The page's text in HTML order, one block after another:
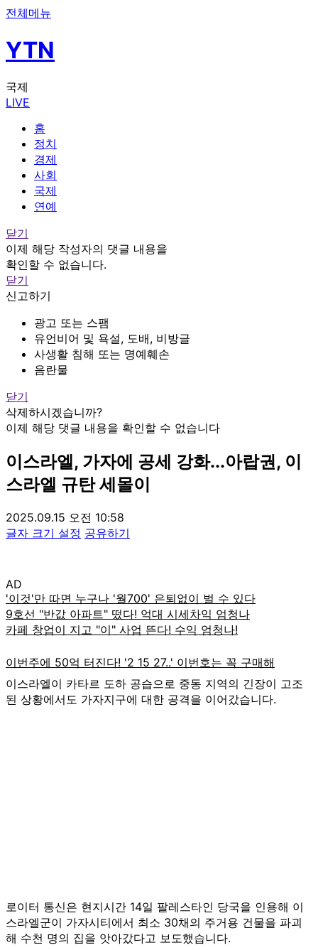
전체메뉴
YTN
국제
LIVE
홈
정치
경제
사회
국제
연예
닫기
이제 해당 작성자의 댓글 내용을
확인할 수 없습니다.
닫기
신고하기
광고 또는 스팸
유언비어 및 욕설, 도배, 비방글
사생활 침해 또는 명예훼손
음란물
닫기
삭제하시겠습니까?
이제 해당 댓글 내용을 확인할 수 없습니다
이스라엘, 가자에 공세 강화...아랍권, 이
스라엘 규탄 세몰이
2025.09.15 오전 10:58
글자 크기 설정 공유하기
AD
이스라엘이 카타르 도하 공습으로 중동 지역의 긴장이 고조
된 상황에서도 가자지구에 대한 공격을 이어갔습니다.
로이터 통신은 현지시간 14일 팔레스타인 당국을 인용해 이
스라엘군이 가자시티에서 최소 30채의 주거용 건물을 파괴
해 수천 명의 집을 앗아갔다고 보도했습니다.